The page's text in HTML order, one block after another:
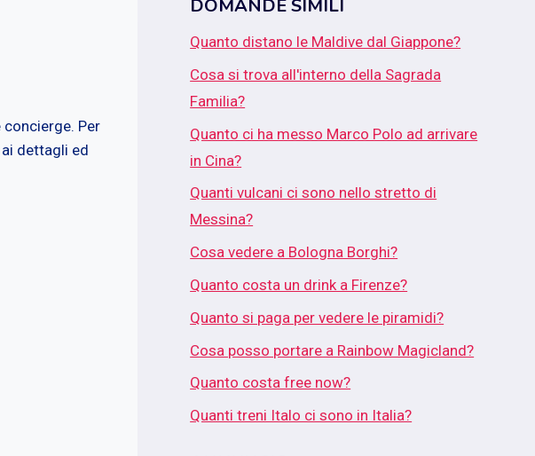
Per
dettagli ed
DOMANDE SIMILI
Quanto distano le Maldive dal Giappone?
Cosa si trova all'interno della Sagrada
Familia?
Quanto ci ha messo Marco Polo ad arrivare
in Cina?
Quanti vulcani ci sono nello stretto di
Messina?
Cosa vedere a Bologna Borghi?
Quanto costa un drink a Firenze?
Quanto si paga per vedere le piramidi?
Cosa posso portare a Rainbow Magicland?
Quanto costa free now?
Quanti treni Italo ci sono in Italia?